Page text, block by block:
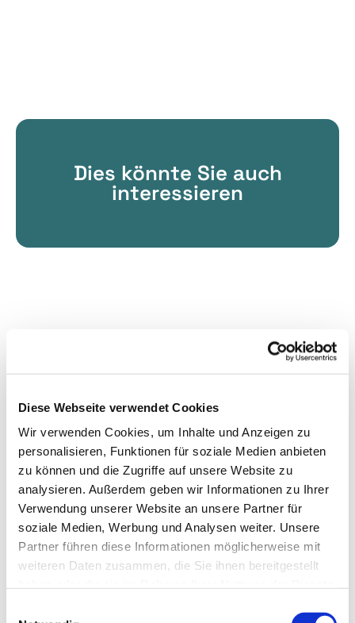
Diese Webseite verwendet Cookies
Wir verwenden Cookies, um Inhalte und Anzeigen zu
personalisieren, Funktionen für soziale Medien anbieten
zu können und die Zugriffe auf unsere Website zu
analysieren. Außerdem geben wir Informationen zu Ihrer
Verwendung unserer Website an unsere Partner für
soziale Medien, Werbung und Analysen weiter. Unsere
Partner führen diese Informationen möglicherweise mit
weiteren Daten zusammen, die Sie ihnen bereitgestellt
Dies könnte Sie auch
interessieren